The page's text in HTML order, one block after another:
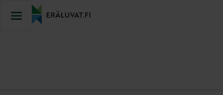
sisältöön